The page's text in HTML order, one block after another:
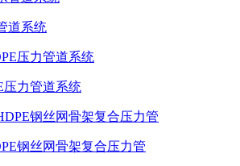
道系统
压力管道系统
钢丝网骨架复合压力管